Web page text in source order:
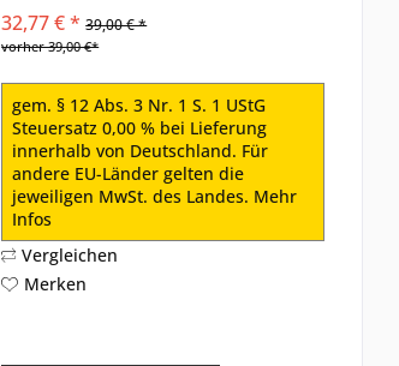
EcoFlow MC4 Solar auf XT60i Ladekabel
(5 m)...
32,77 € * 39,00 € *
vorher 39,00 €*
gem. § 12 Abs. 3 Nr. 1 S. 1 UStG
Steuersatz 0,00 % bei Lieferung
innerhalb von Deutschland. Für
andere EU-Länder gelten die
jeweiligen MwSt. des Landes. Mehr
Infos
Vergleichen
Merken